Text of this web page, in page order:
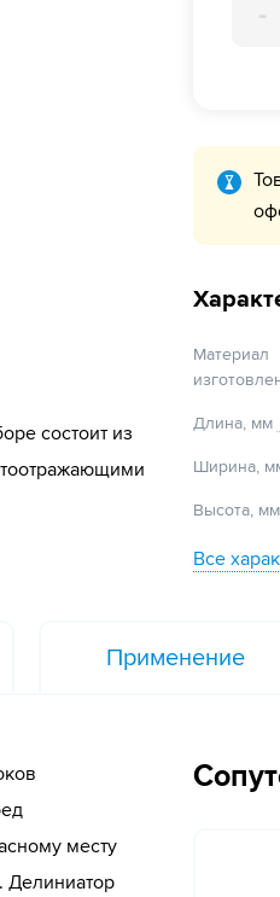
состоит из
-
Материал
Длина, мм
Ширина,
Высота, мм
Все
Применение
месту
Делиниатор